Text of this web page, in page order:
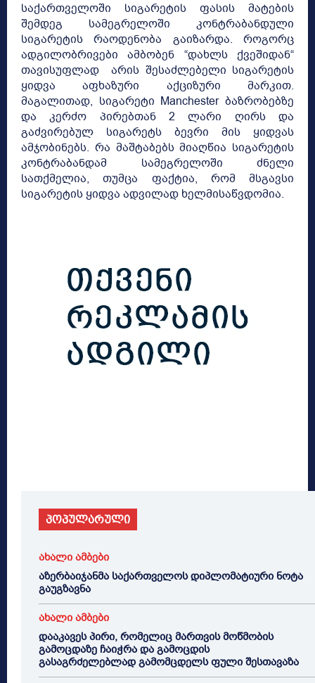
საქართველოში სიგარეტის ფასის მატების
შემდეგ სამეგრელოში კონტრაბანდული
სიგარეტის რაოდენობა გაიზარდა. როგორც
ადგილობრივები ამბობენ “დახლს ქვეშიდან“
თავისუფლად არის შესაძლებელი სიგარეტის
ყიდვა აფხაზური აქციზური მარკით.
მაგალითად, სიგარეტი Manchester ბაზრობებზე
და კერძო პირებთან 2 ლარი ღირს და
გაძვირებულ სიგარეტს ბევრი მის ყიდვას
ამჯობინებს. რა მაშტაბებს მიაღწია სიგარეტის
კონტრაბანდამ სამეგრელოში ძნელი
სათქმელია, თუმცა ფაქტია, რომ მსგავსი
სიგარეტის ყიდვა ადვილად ხელმისაწვდომია.
პოპულარული
ახალი ამბები
აზერბაიჯანმა საქართველოს დიპლომატიური ნოტა
გაუგზავნა
ახალი ამბები
დააკავეს პირი, რომელიც მართვის მოწმობის
გამოცდაზე ჩაიჭრა და გამოცდის
გასაგრძელებლად გამომცდელს ფული შესთავაზა